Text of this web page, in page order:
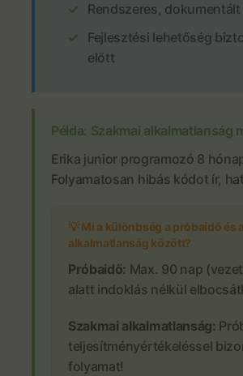
Rendszeres,
Fejlesztési lehetőség
előtt
Példa: Szakmai alkalmatlanság
Erika junior programozó 8
Folyamatosan hibás kódot ír,
💡 Mi a különbség a próbaidő és
alkalmatlanság között?
Próbaidő: Max. 90 nap
alatt indoklás nélkül
Szakmai alkalmatlanság:
teljesítményértékeléssel
folyamat!